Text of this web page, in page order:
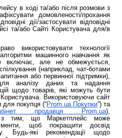
в ході та/або після розмови з
домовленості/прохання
дії/застосувати відповідні
та/або Сайті Користувача для/в
використовувати технології
машинного навчання як
включає, але не обмежується,
(наприклад, чат-ботами
або первинної підтримки),
аналізу даних та надання
щодо товарів, які можуть бути
Використовуючи сайт
для покупця (“Prom.ua Покупки”) та
продавцяProm.ua),
з тим, що Маркетплейс може
щоб покращити досвід
Будь-які рекомендації щодо